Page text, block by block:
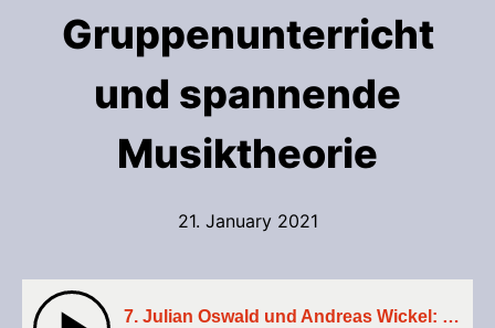
Gruppenunterricht
und spannende
Musiktheorie
21. January 2021
7. Julian Oswald und Andreas Wickel: Online-Gruppenunterricht und spannende Musiktheorie